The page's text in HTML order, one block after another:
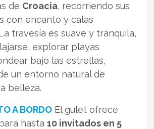
de Croacia, recorriendo sus
con encanto y calas
travesía es suave y tranquila,
explorar playas
bajo las estrellas,
un entorno natural de
belleza.
A BORDO El gulet ofrece
hasta 10 invitados en 5